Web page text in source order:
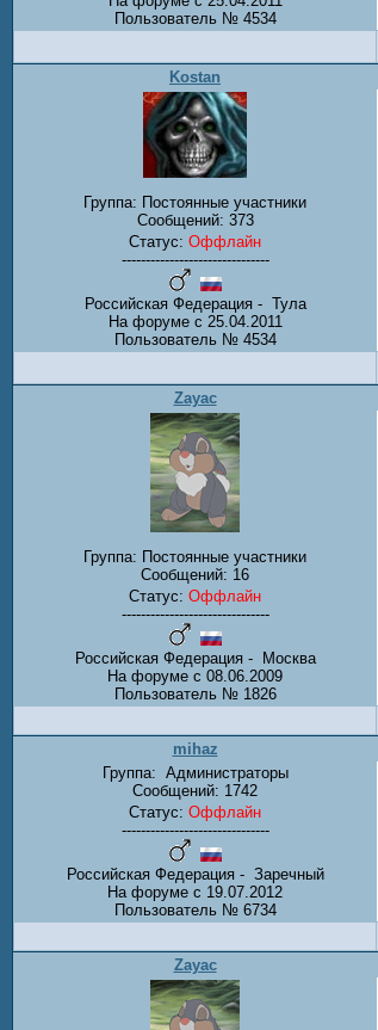
Пользователь № 4534
Kostan
Группа: Постоянные участники
Сообщений: 373
Статус: Оффлайн
-------------------------------
Российская Федерация - Тула
На форуме с 25.04.2011
Пользователь № 4534
Zayac
Группа: Постоянные участники
Сообщений: 16
Статус: Оффлайн
-------------------------------
Российская Федерация - Mосква
На форуме с 08.06.2009
Пользователь № 1826
mihaz
Группа: Администраторы
Сообщений: 1742
Статус: Оффлайн
-------------------------------
Российская Федерация - Заречный
На форуме с 19.07.2012
Пользователь № 6734
Zayac